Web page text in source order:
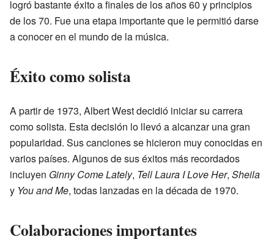
logró bastante éxito a finales de los años 60 y principios
de los 70. Fue una etapa importante que le permitió darse
a conocer en el mundo de la música.
Éxito como solista
A partir de 1973, Albert West decidió iniciar su carrera
como solista. Esta decisión lo llevó a alcanzar una gran
popularidad. Sus canciones se hicieron muy conocidas en
varios países. Algunos de sus éxitos más recordados
incluyen Ginny Come Lately, Tell Laura I Love Her, Sheila
y You and Me, todas lanzadas en la década de 1970.
Colaboraciones importantes